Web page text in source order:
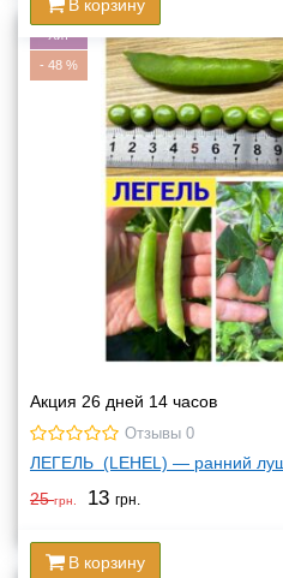
В корзину
Хит
-48%
Акция 26 дней 14 часов
Отзывы 0
ЛЕГЕЛЬ (LEHEL) — ранний
25грн. 13 грн.
В корзину